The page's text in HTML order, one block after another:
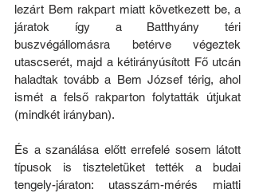
lezárt Bem rakpart miatt következett be, a
járatok így a Batthyány téri
buszvégállomásra betérve végeztek
utascserét, majd a kétirányúsított Fő utcán
haladtak tovább a Bem József térig, ahol
ismét a felső rakparton folytatták útjukat
(mindkét irányban).
És a szanálása előtt errefelé sosem látott
típusok is tiszteletüket tették a budai
tengely-járaton: utasszám-mérés miatti